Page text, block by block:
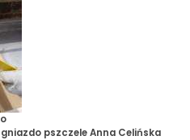
pszczeleAnna Celińska